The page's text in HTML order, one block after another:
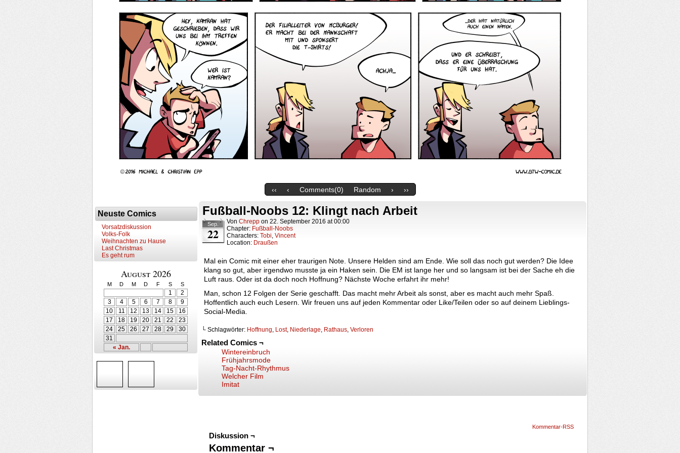
‹‹ ‹ Comments(0) Random › ››
Neuste Comics
Vorsatzdiskussion
Volks-Folk
Weihnachten zu Hause
Last Christmas
Es geht rum
August 2026
M D M D F S S
« Jan.
1
2
3
4 5 6 7 8
9
10
11 12 13 14 15
16
17
18 19 20 21 22
23
24
25 26 27 28 29
30
31
Fußball-Noobs 12: Klingt nach Arbeit
Sep.
22
Von Chrepp on 22. September 2016 at00:00
Chapter: Fußball-Noobs
Characters: Tobi, Vincent
Location: Draußen
Mal ein Comic mit einer eher traurigen Note. Unsere Helden sind am Ende. Wie soll das noch gut werden? Die Idee
klang so gut, aber irgendwo musste ja ein Haken sein. Die EM ist lange her und so langsam ist bei der Sache eh die
Luft raus. Oder ist da doch noch Hoffnung? Nächste Woche erfahrt ihr mehr!
Man, schon 12 Folgen der Serie geschafft. Das macht mehr Arbeit als sonst, aber es macht auch mehr Spaß.
Hoffentlich auch euch Lesern. Wir freuen uns auf jeden Kommentar oder Like/Teilen oder so auf deinem Lieblings-
Social-Media.
└ Schlagwörter: Hoffnung, Lost, Niederlage, Rathaus, Verloren
Related Comics ¬
Wintereinbruch
Frühjahrsmode
Tag-Nacht-Rhythmus
Welcher Film
Imitat
Kommentar-RSS
Diskussion ¬
Kommentar ¬